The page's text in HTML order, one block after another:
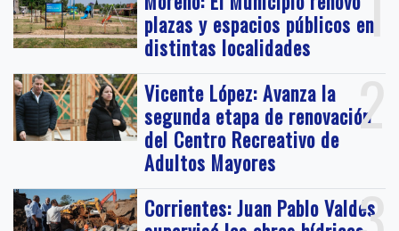
plazas y espacios públicos en
distintas localidades
2
Vicente López: Avanza la
segunda etapa de renovación
del Centro Recreativo de
Adultos Mayores
Corrientes: Juan Pablo Valdés